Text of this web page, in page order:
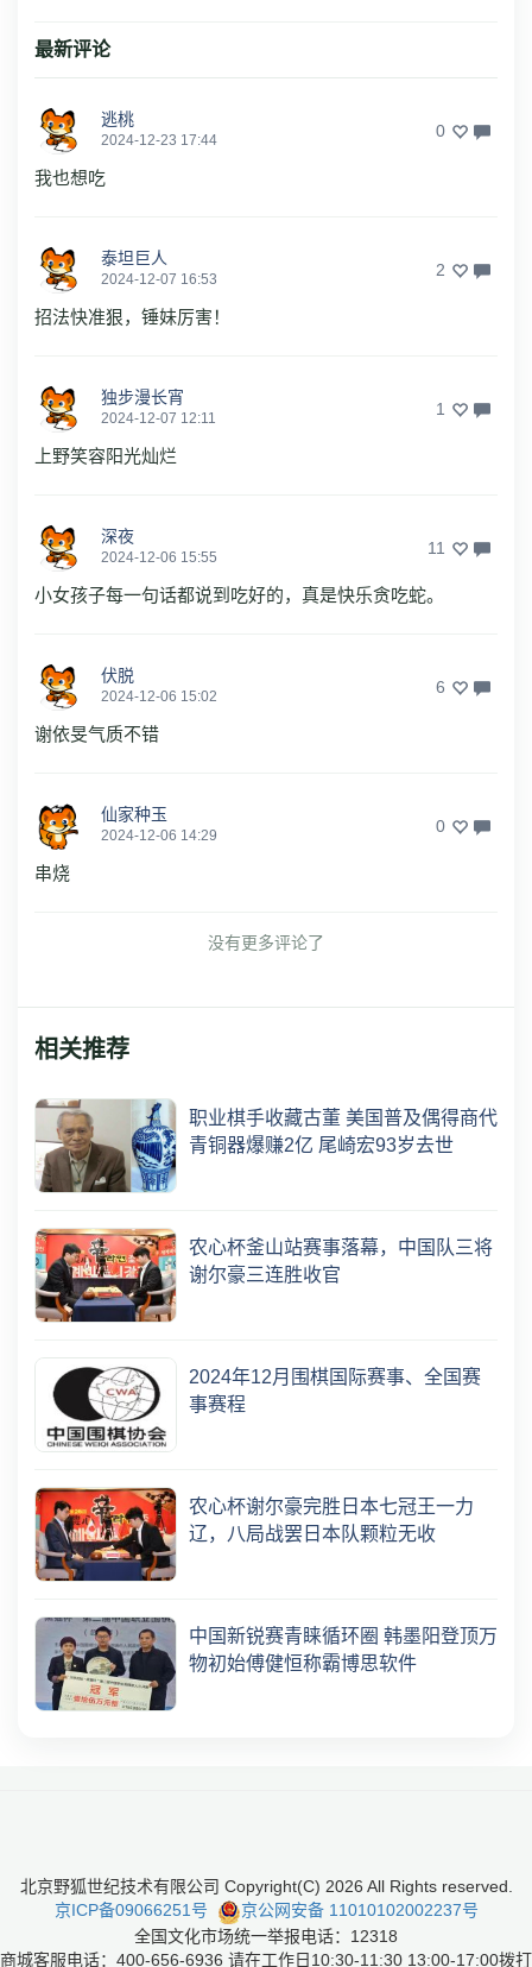
最新评论
逃桃
2024-12-23 17:44 0
我也想吃
泰坦巨人
2024-12-07 16:53 2
招法快准狠，锤妹厉害！
独步漫长宵
2024-12-07 12:11 1
上野笑容阳光灿烂
深夜
2024-12-06 15:55 11
小女孩子每一句话都说到吃好的，真是快乐贪吃蛇。
伏脱
2024-12-06 15:02 6
谢依旻气质不错
仙家种玉
2024-12-06 14:29 0
串烧
没有更多评论了
相关推荐
职业棋手收藏古董 美国普及偶得商代
青铜器爆赚2亿 尾崎宏93岁去世
农心杯釜山站赛事落幕，中国队三将
谢尔豪三连胜收官
2024年12月围棋国际赛事、全国赛
事赛程
农心杯谢尔豪完胜日本七冠王一力
辽，八局战罢日本队颗粒无收
中国新锐赛青睐循环圈 韩墨阳登顶万
物初始傅健恒称霸博思软件
北京野狐世纪技术有限公司 Copyright(C) 2026 All Rights reserved.
京ICP备09066251号
京公网安备 11010102002237号
全国文化市场统一举报电话：12318
商城客服电话：400-656-6936 请在工作日10:30-11:30 13:00-17:00拨打